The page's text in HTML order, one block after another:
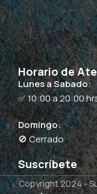
Horario de
Lunes a Sabado:
✅ 10:00 a 20:00
Domingo:
🚫 Cerrado
Suscríbete
Copyright 2024 -